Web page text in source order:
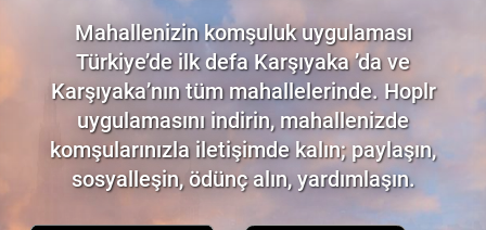
Mahallenizin komşuluk uygulaması
Türkiye’de ilk defa Karşıyaka ’da ve
Karşıyaka’nın tüm mahallelerinde. Hoplr
uygulamasını indirin, mahallenizde
komşularınızla iletişimde kalın; paylaşın,
sosyalleşin, ödünç alın, yardımlaşın.